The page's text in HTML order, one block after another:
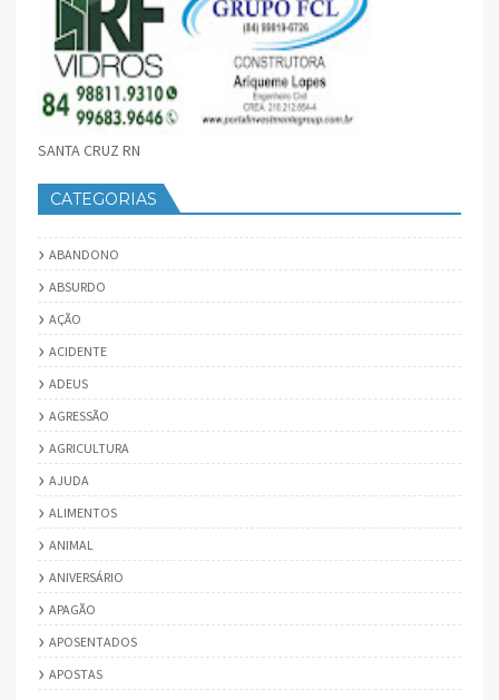
SANTA CRUZ RN
CATEGORIAS
ABANDONO
ABSURDO
AÇÃO
ACIDENTE
ADEUS
AGRESSÃO
AGRICULTURA
AJUDA
ALIMENTOS
ANIMAL
ANIVERSÁRIO
APAGÃO
APOSENTADOS
APOSTAS